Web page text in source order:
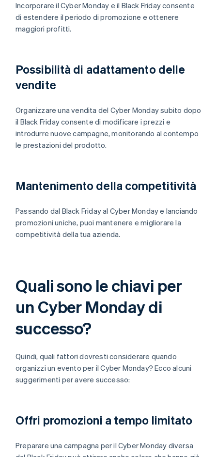
Incorporare il Cyber Monday e il Black Friday consente
di estendere il periodo di promozione e ottenere
maggiori profitti.
Possibilità di adattamento delle
vendite
Organizzare una vendita del Cyber Monday subito dopo
il Black Friday consente di modificare i prezzi e
introdurre nuove campagne, monitorando al contempo
le prestazioni del prodotto.
Mantenimento della competitività
Passando dal Black Friday al Cyber Monday e lanciando
promozioni uniche, puoi mantenere e migliorare la
competitività della tua azienda.
Quali sono le chiavi per
un Cyber Monday di
successo?
Quindi, quali fattori dovresti considerare quando
organizzi un evento per il Cyber Monday? Ecco alcuni
suggerimenti per avere successo:
Offri promozioni a tempo limitato
Preparare una campagna per il Cyber Monday diversa